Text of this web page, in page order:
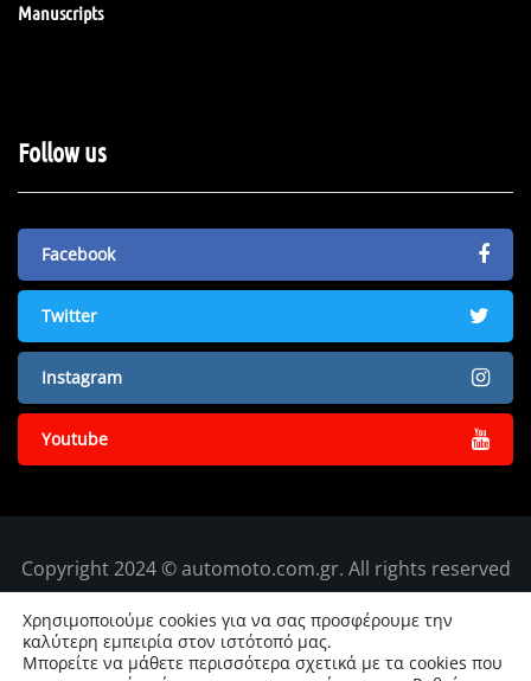
Manuscripts
Follow us
Facebook
Twitter
Instagram
Youtube
Copyright 2024 © automoto.com.gr. All rights reserved
Χρησιμοποιούμε cookies για να σας προσφέρουμε την
καλύτερη εμπειρία στον ιστότοπό μας.
Μπορείτε να μάθετε περισσότερα σχετικά με τα cookies που